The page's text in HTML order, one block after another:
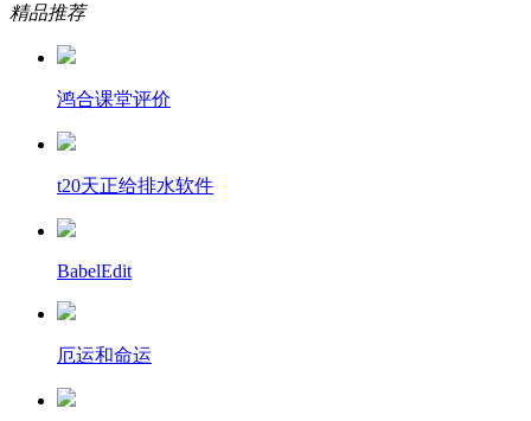
精品推荐
鸿合课堂评价
t20天正给排水软件
BabelEdit
厄运和命运